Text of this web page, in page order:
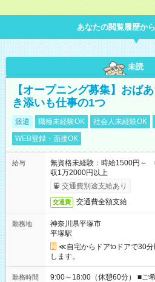
あなたの閲覧履歴か
未読
【オープニング募集】おば
き添いも仕事の1つ
派遣 職種未経験OK 社会人未経験OK
WEB登録・面接OK
給与
無資格未経験：時給1500円
収1万2000円以上
交通費別途支給あり
交通費 交通費全額支給
勤務地
神奈川県平塚市
平塚駅
≪自宅からドアtoドアで30
します。
勤務時間
9:00～18:00（休憩60分） ■ご希望があれば下記シフトもOK！